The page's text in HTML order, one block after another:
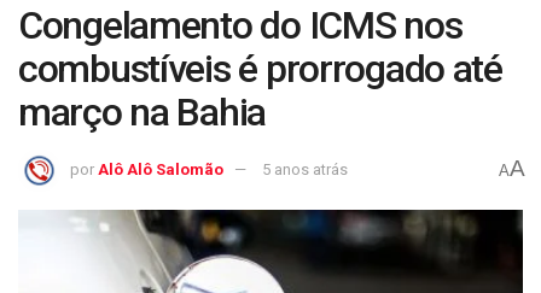
Congelamento do ICMS nos
combustíveis é prorrogado até
março na Bahia
por Alô Alô Salomão 5 anos atrás AA